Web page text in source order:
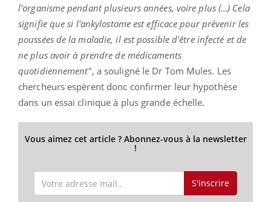
l'organisme pendant plusieurs années, voire plus (…) Cela
signifie que si l'ankylostome est efficace pour prévenir les
poussées de la maladie, il est possible d'être infecté et de
ne plus avoir à prendre de médicaments
quotidiennement", a souligné le Dr Tom Mules. Les
chercheurs espèrent donc confirmer leur hypothèse
dans un essai clinique à plus grande échelle.
Vous aimez cet article ? Abonnez-vous à la newsletter
!
S'inscrire